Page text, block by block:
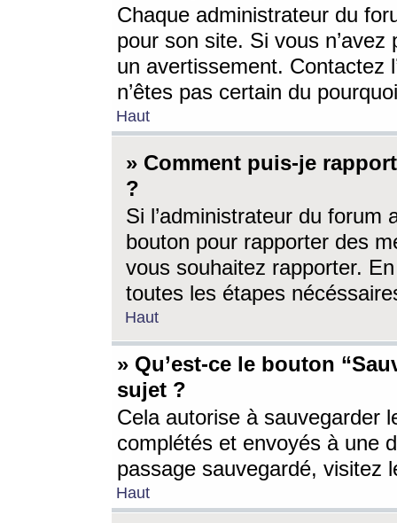
Chaque administrateur du
pour son site. Si vous
un avertissement. Contactez
n’êtes pas certain du
Haut
» Comment puis-je
?
Si l’administrateur du forum
bouton pour rapporter des
vous souhaitez rapporter.
toutes les étapes
Haut
» Qu’est-ce le bouton
sujet ?
Cela autorise à sauvegarder
complétés et envoyés à une
passage sauvegardé, visitez
Haut